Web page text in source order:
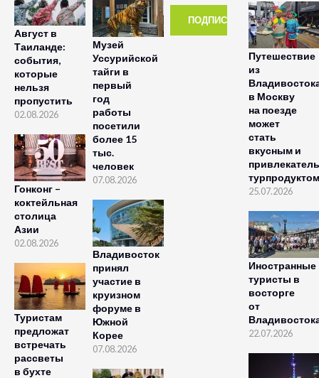
Август в
Таиланде:
события,
которые
нельзя
пропустить
02.08.2026
Гонконг –
коктейльная
столица
Азии
02.08.2026
Туристам
предложат
встречать
рассветы
в бухте
Музей
Уссурийской
тайги в
первый
год
работы
посетили
более 15
тыс.
человек
07.08.2026
Владивосток
принял
участие в
круизном
форуме в
Южной
Корее
07.08.2026
Путешествие
из
в Москву
на поезде
может
стать
вкусным и
турпродуктом
25.07.2026
Иностранные
туристы в
восторге
от
22.07.2026